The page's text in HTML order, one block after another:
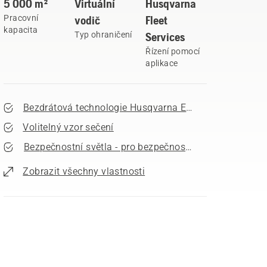
5 000 m²
Pracovní
kapacita
Virtuální
vodič
Typ ohraničení
Husqvarna
Fleet
Services
Řízení pomocí
aplikace
Bezdrátová technologie Husqvarna EPOS®
Volitelný vzor sečení
Bezpečnostní světla - pro bezpečnost okolí
Zobrazit všechny vlastnosti